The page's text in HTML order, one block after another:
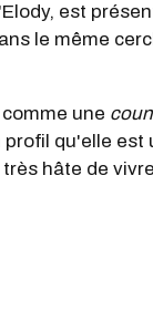
est
le même
une
profil qu'elle est
hâte de